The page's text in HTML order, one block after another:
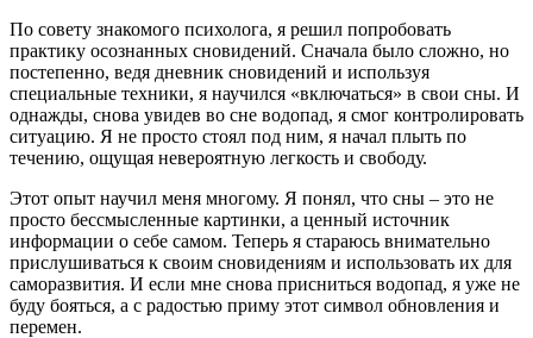
По совету знакомого психолога, я решил попробовать
практику осознанных сновидений. Сначала было сложно, но
постепенно, ведя дневник сновидений и используя
специальные техники, я научился «включаться» в свои сны. И
однажды, снова увидев во сне водопад, я смог контролировать
ситуацию. Я не просто стоял под ним, я начал плыть по
течению, ощущая невероятную легкость и свободу.
Этот опыт научил меня многому. Я понял, что сны – это не
просто бессмысленные картинки, а ценный источник
информации о себе самом. Теперь я стараюсь внимательно
прислушиваться к своим сновидениям и использовать их для
саморазвития. И если мне снова присниться водопад, я уже не
буду бояться, а с радостью приму этот символ обновления и
перемен.